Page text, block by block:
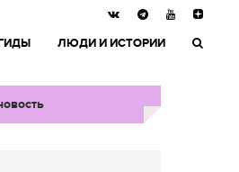
ЛЮДИ И ИСТОРИИ